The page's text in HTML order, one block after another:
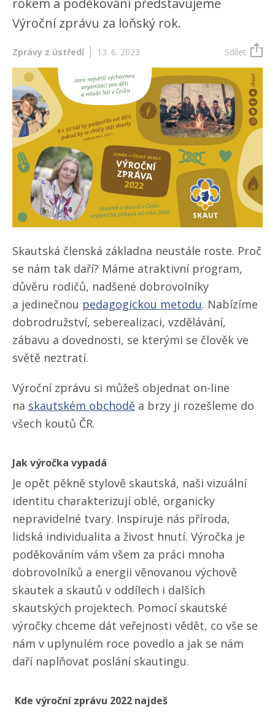
rokem a poděkování představujeme
Výroční zprávu za loňský rok.
Zprávy z ústředí 13. 6. 2023 Sdílet
Skautská členská základna neustále roste. Proč
se nám tak daří? Máme atraktivní program,
důvěru rodičů, nadšené dobrovolníky
a jedinečnou pedagogickou metodu. Nabízíme
dobrodružství, seberealizaci, vzdělávání,
zábavu a dovednosti, se kterými se člověk ve
světě neztratí.
Výroční zprávu si můžeš objednat on-line
na skautském obchodě a brzy ji rozešleme do
všech koutů ČR.
Jak výročka vypadá
Je opět pěkně stylově skautská, naši vizuální
identitu charakterizují oblé, organicky
nepravidelné tvary. Inspiruje nás příroda,
lidská individualita a živost hnutí. Výročka je
poděkováním vám všem za práci mnoha
dobrovolníků a energii věnovanou výchově
skautek a skautů v oddílech i dalších
skautských projektech. Pomocí skautské
výročky chceme dát veřejnosti vědět, co vše se
nám v uplynulém roce povedlo a jak se nám
daří naplňovat poslání skautingu.
Kde výroční zprávu 2022 najdeš